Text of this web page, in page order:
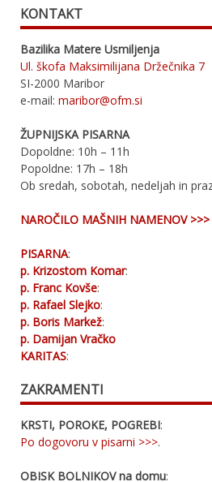
KONTAKT
Bazilika Matere Usmiljenja
Ul. škofa Maksimilijana Držečnika 7
SI-2000 Maribor
e-mail: maribor@ofm.si
ŽUPNIJSKA PISARNA
Dopoldne: 10h – 11h
Popoldne: 17h – 18h
Ob sredah, sobotah, nedeljah in
NAROČILO MAŠNIH NAMENOV >>>
PISARNA:
p. Krizostom Komar:
p. Franc Kovše:
p. Rafael Slejko:
p. Boris Markež:
p. Damijan Vračko
KARITAS:
ZAKRAMENTI
KRSTI, POROKE, POGREBI:
Po dogovoru v pisarni >>>.
OBISK BOLNIKOV na domu: